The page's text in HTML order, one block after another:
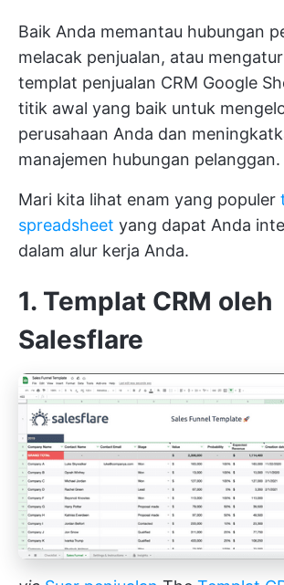
Baik Anda memantau hubungan
melacak penjualan, atau
templat penjualan CRM Google
titik awal yang baik untuk
perusahaan Anda dan
manajemen hubungan pelanggan.
Mari kita lihat enam yang populer
spreadsheet yang dapat Anda
dalam alur kerja Anda.
1. Templat CRM oleh
Salesflare